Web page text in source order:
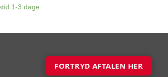
1-3 dage
FORTRYD AFTALEN HER